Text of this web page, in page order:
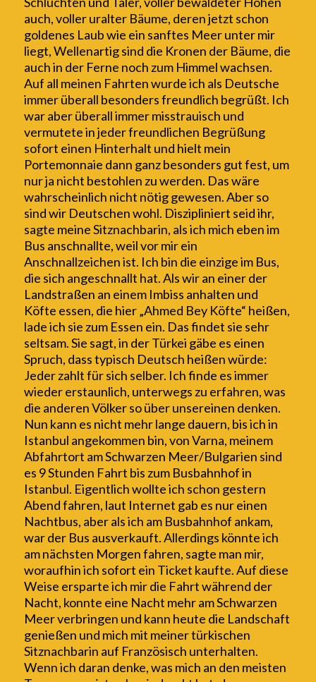
auch, voller uralter Bäume, deren jetzt schon
goldenes Laub wie ein sanftes Meerunter mir
liegt, Wellenartig sind die Kronen der Bäume, die
auchin der Ferne noch zum Himmel wachsen.
Auf all meinen Fahrten wurde ich als Deutsche
immer überall besondersfreundlich begrüßt. Ich
war aberüberallimmer misstrauisch und
vermutete in jeder freundlichen Begrüßung
sofort einen Hinterhalt und hielt mein
Portemonnaie dann ganzbesonders gut fest, um
nur ja nicht bestohlen zu werden. Das wäre
wahrscheinlich nicht nötig gewesen. Aber so
sind wir Deutschen wohl. Diszipliniert seid ihr,
sagte meine Sitznachbarin, als ich mich eben im
Bus anschnallte, weil vor mir ein
Anschnallzeichen ist. Ich bin die einzige im Bus,
die sich angeschnallt hat. Als wir an einer der
Landstraßen an einem Imbiss anhalten und
Köfte essen, die hier „Ahmed Bey Köfte“ heißen,
lade ich sie zum Essen ein. Das findet sie sehr
seltsam. Sie sagt, in der Türkei gäbe es einen
Spruch, dass typisch Deutsch heißen würde:
Jeder zahlt für sich selber. Ich finde es immer
wieder erstaunlich, unterwegs zu erfahren, was
die anderen Völker so über unsereinen denken.
Nun kann es nicht mehr lange dauern, bis ich in
Istanbul angekommen bin, von Varna, meinem
Abfahrtort am Schwarzen Meer/Bulgarien sind
es 9 Stunden Fahrt bis zum Busbahnhof in
Istanbul. Eigentlich wollte ich schon gestern
Abend fahren, laut Internet gab es nur einen
Nachtbus, aber als ich am Busbahnhof ankam,
war der Bus ausverkauft. Allerdings könnte ich
am nächsten Morgen fahren, sagte man mir,
woraufhin ich sofort ein Ticket kaufte. Auf diese
Weise ersparte ich mir die Fahrt während der
Nacht, konnte eine Nacht mehr am Schwarzen
Meer verbringen und kann heute die Landschaft
genießen und mich mit meiner türkischen
Sitznachbarin auf Französisch unterhalten.
Wenn ich daran denke, was mich an den meisten